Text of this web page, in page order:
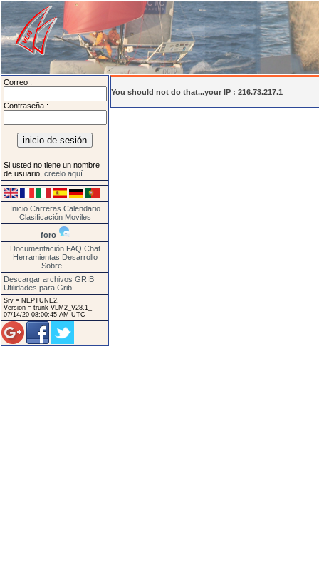
Correo :
Contraseña :
Si usted no tiene un nombre
de usuario, creelo aquí
Inicio Carreras Calendario
Clasificación Moviles
foro
Documentación FAQ Chat
Herramientas Desarrollo
Sobre...
Descargar archivos GRIB
Utilidades para Grib
Srv = NEPTUNE2.
Version = trunk VLM2_V28.1_
07/14/20 08:00:45 AM UTC
You should not do that...your IP : 216.73.217.1